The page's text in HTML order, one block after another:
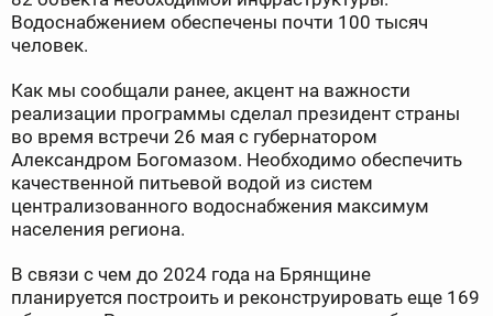
Водоснабжением обеспечены почти 100 тысяч
человек.
Как мы сообщали ранее, акцент на важности
реализации программы сделал президент страны
во время встречи 26 мая с губернатором
Александром Богомазом. Необходимо обеспечить
качественной питьевой водой из систем
централизованного водоснабжения максимум
населения региона.
В связи с чем до 2024 года на Брянщине
планируется построить и реконструировать еще 169